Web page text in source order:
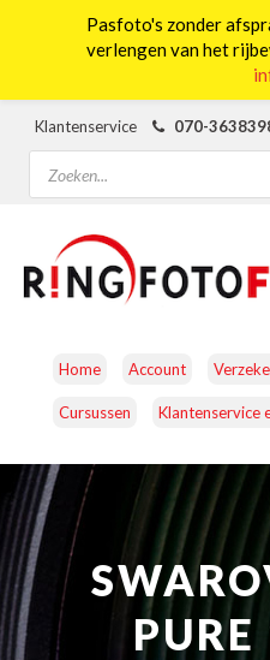
Klantenservice
070-
Producten
zoeken
Home Account
Cursussen Klantenservice
CAMERA’S OBJECTIEVEN
NATUUROBSERVATIE
STUDIOFOTOGRAFIE
Pasfoto's zonder
verlengen van het